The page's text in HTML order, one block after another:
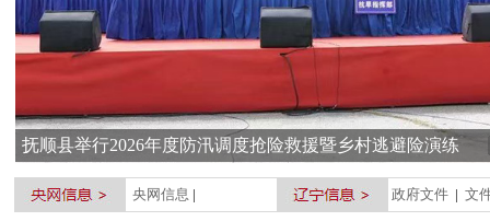
央网信息 | 政府文件 | 文